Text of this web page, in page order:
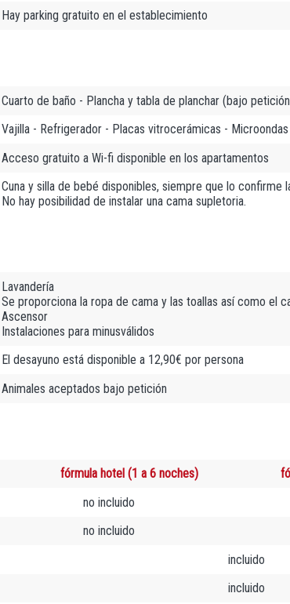
Hay parking gratuito en el establecimiento
Cuarto de baño - Plancha y tabla de planchar (bajo
Vajilla - Refrigerador - Placas vitrocerámicas -
Acceso gratuito a Wi-fi disponible en los apartamentos
Cuna y silla de bebé disponibles, siempre que lo confirme
No hay posibilidad de instalar una cama supletoria.
Lavandería
Se proporciona la ropa de cama y las toallas así como el
Ascensor
Instalaciones para minusválidos
El desayuno está disponible a 12,90€ por persona
Animales aceptados bajo petición
fórmula hotel (1 a 6 noches)
no incluido
no incluido
incluido
incluido